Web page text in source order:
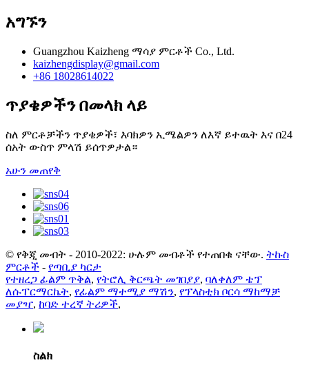
አግኙን
Guangzhou Kaizheng ማሳያ ምርቶች Co., Ltd.
kaizhengdisplay@gmail.com
+86 18028614022
ጥያቄዎችን በመላክ ላይ
ስለ ምርቶቻችን ጥያቄዎች፣ እባክዎን ኢሜልዎን ለእኛ ይተዉት እና በ24
ሰአት ውስጥ ምላሽ ይሰጥዎታል።
አሁን መጠየቅ
© የቅጂ መብት - 2010-2022: ሁሉም መብቶች የተጠበቁ ናቸው. ትኩስ
ምርቶች - የጣቢያ ካርታ
የተዘረጋ ፊልም ጥቅል, የትሮሊ ቅርጫት መገበያያ, ባለቀለም ቴፕ
ለሱፐርማርኬት, የፊልም ማተሚያ ማሽን, የፕላስቲክ ቦርሳ ማከማቻ
መያዣ, ከባድ ተረኛ ትሪዎች,
ስልክ